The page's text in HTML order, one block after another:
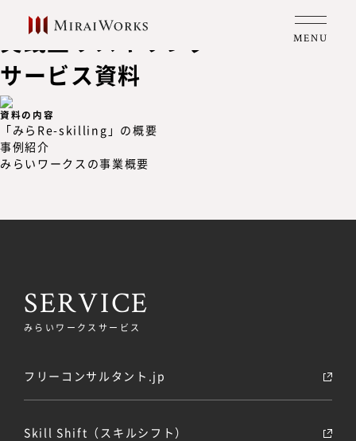
MENU
資料ダウンロード
実践型リスキリング
サービス資料
資料の内容
「みらRe-skilling」の概要
事例紹介
みらいワークスの事業概要
SERVICE
みらいワークスサービス
フリーコンサルタント.jp
Skill Shift（スキルシフト）